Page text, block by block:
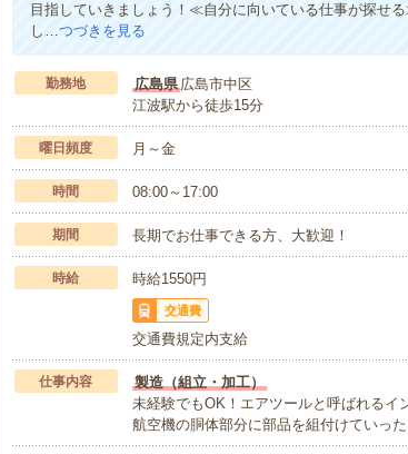
目指していきましょう！≪自分に向いている仕事が探せ
し…つづきを見る
勤務地 広島県広島市中区
江波駅から徒歩15分
曜日頻度 月～金
時間 08:00～17:00
期間 長期でお仕事できる方、大歓迎！
時給 時給1550円
交通費
交通費規定内支給
仕事内容
製造（組立・加工）
未経験でもOK！エアツールと呼ばれるイ
航空機の胴体部分に部品を組付けていっ